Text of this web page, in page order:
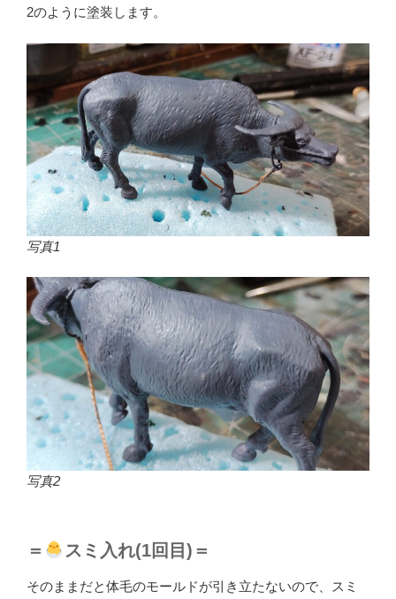
2のように塗装します。
写真1
写真2
＝ スミ入れ(1回目)＝
そのままだと体毛のモールドが引き立たないので、スミ